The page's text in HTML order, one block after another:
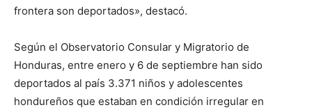
frontera son deportados», destacó.
Según el Observatorio Consular y Migratorio de
Honduras, entre enero y 6 de septiembre han sido
deportados al país 3.371 niños y adolescentes
hondureños que estaban en condición irregular en